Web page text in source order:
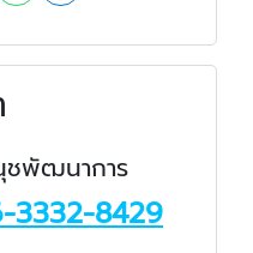
ชพัฒนาการ
3332-8429